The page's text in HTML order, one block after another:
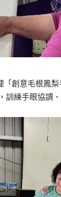
「創意毛根鳳
訓練手眼協調